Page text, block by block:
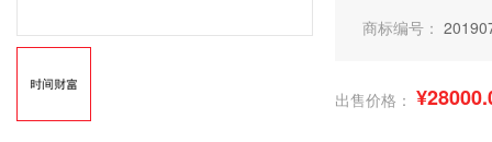
商标编号：
出售价格：